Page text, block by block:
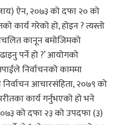
ऐन, २०७३ को दफा २० को
कार्य गरेको हो, होइन ? त्यस्तो
कानून बमोजिमको
पर्ने हो ?’ आयोगको
निर्वाचनको काममा
आचारसंहिता, २०७९ को
कार्य गर्नुभएको हो भने
को दफा २३ को उपदफा (३)